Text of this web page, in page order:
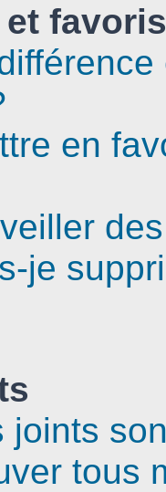
favoris
en
je
joints
tous